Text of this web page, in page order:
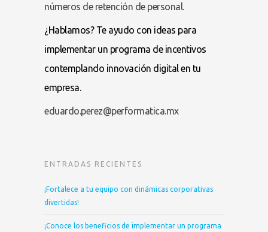
números de retención de personal.
¿Hablamos? Te ayudo con ideas para
implementar un programa de incentivos
contemplando innovación digital en tu
empresa.
eduardo.perez@performatica.mx
ENTRADAS RECIENTES
¡Fortalece a tu equipo con dinámicas corporativas
divertidas!
¡Conoce los beneficios de implementar un programa